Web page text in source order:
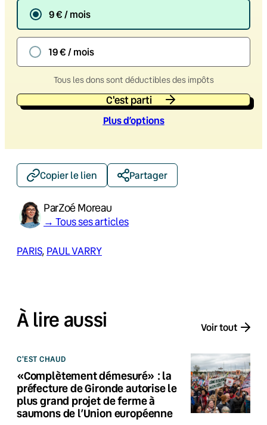
9 € / mois
19 € / mois
Tous les dons sont déductibles des impôts
C'est parti
Plus d’options
Copier le lien Partager
ParZoé Moreau
→ Tous ses articles
PARIS, PAUL VARRY
À lire aussi Voir tout
C'EST CHAUD
«Complètement démesuré» : la
préfecture de Gironde autorise le
plus grand projet de ferme à
saumons de l’Union européenne